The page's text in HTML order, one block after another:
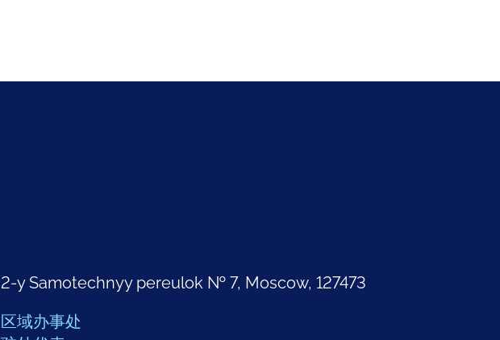
2-y Samotechnyy pereulok № 7, Moscow, 127473
区域办事处